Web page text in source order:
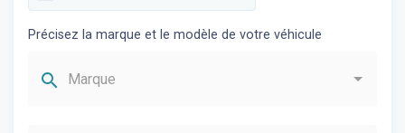
Précisez la marque et le modèle de votre véhicule
search Marque